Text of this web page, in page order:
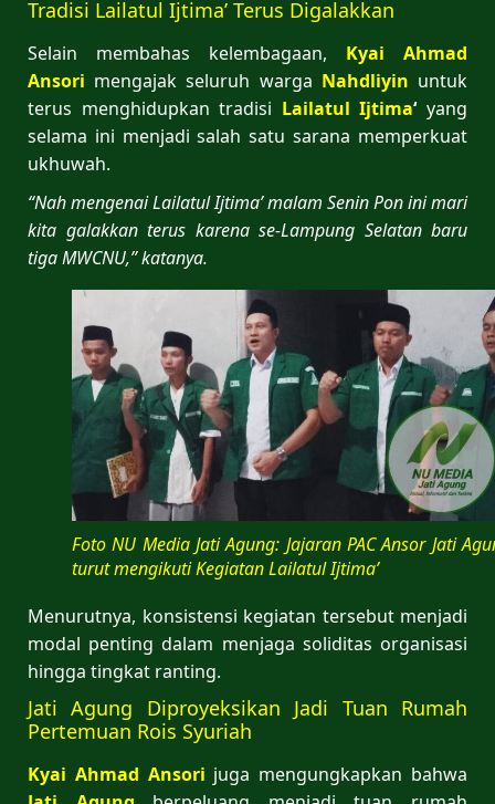
Tradisi Lailatul Ijtima’ Terus Digalakkan
Selain membahas kelembagaan, Kyai
Ahmad
Ansori mengajak seluruh warga Nahdliyin untuk
terus menghidupkan tradisi Lailatul Ijtima‘yang
selama ini menjadi salah satu sarana memperkuat
ukhuwah.
“Nah mengenai Lailatul Ijtima’ malam Senin Pon ini mari
kita galakkan terus karena se-Lampung Selatan baru
tiga MWCNU,” katanya.
Foto NU Media Jati Agung: Jajaran PAC Ansor Jati
turut mengikuti Kegiatan Lailatul Ijtima’
Menurutnya, konsistensi kegiatan tersebut menjadi
modal penting dalam menjaga soliditas organisasi
hingga tingkat ranting.
Jati Agung Diproyeksikan Jadi Tuan Rumah
Pertemuan Rois Syuriah
Kyai Ahmad Ansori juga mengungkapkan bahwa